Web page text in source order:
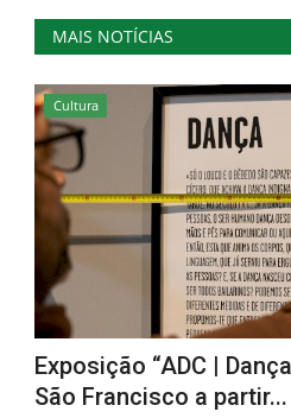
MAIS NOTÍCIAS
Cultura
Exposição “ADC |
São Francisco a partir...